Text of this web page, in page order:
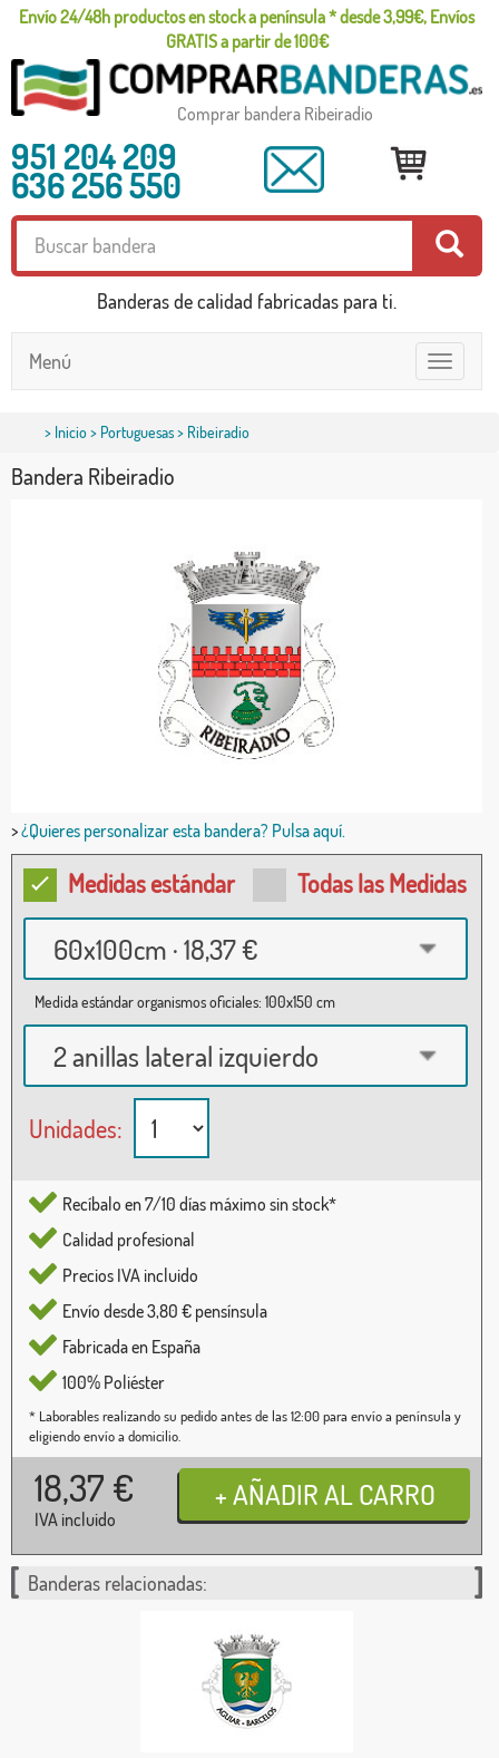
Envío 24/48h productos en stock a península * desde 3,99€, Envíos
GRATIS a partir de 100€
Comprar bandera Ribeiradio
951 204 209
636 256 550
Banderas de calidad fabricadas para ti.
Toggle
navigation
Menú
> Inicio> Portuguesas> Ribeiradio
Bandera Ribeiradio
>¿Quieres personalizar esta bandera? Pulsa aquí.
Medidas estándar Todas las Medidas
60x100cm · 18,37 €
Medida estándar organismos oficiales: 100x150 cm
2 anillas lateral izquierdo
Unidades:
Recíbalo en 7/10 días máximo sin stock*
Calidad profesional
Precios IVA incluido
Envío desde 3,80 € pensínsula
Fabricada en España
100% Poliéster
* Laborables realizando su pedido antes de las 12:00 para envío a península y
eligiendo envío a domicilio.
18,37 €
IVA incluido
Banderas relacionadas: